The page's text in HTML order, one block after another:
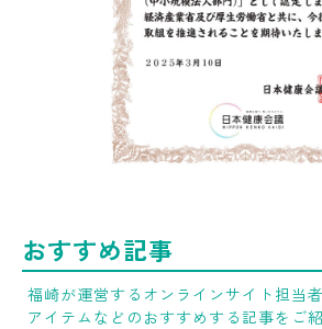
おすすめ記事
福崎が運営するオンラインサイト担当
アイテムなどのおすすめする記事をご紹